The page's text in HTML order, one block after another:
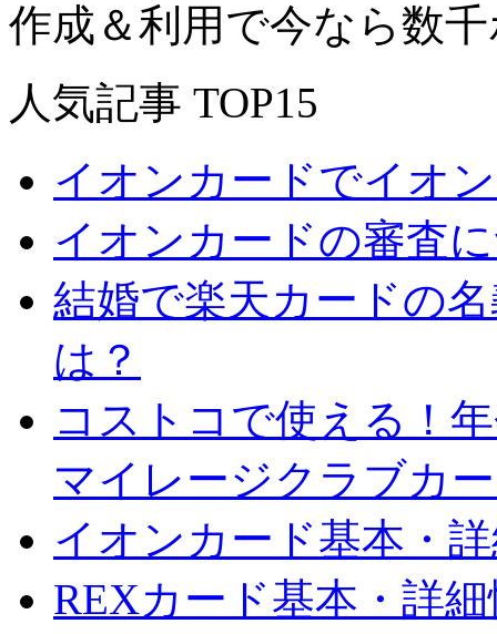
作成＆利用で今なら数
人気記事 TOP15
イオンカードでイオ
イオンカードの審査
結婚で楽天カードの
は？
コストコで使える！
マイレージクラブカ
イオンカード基本・
REXカード基本・詳